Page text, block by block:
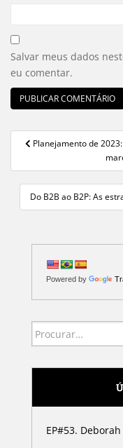
Salvar meus dados
eu comentar.
Navegação
Planejamento de
Do B2B ao B2P: As
Powered by
Search for:
EP#53.